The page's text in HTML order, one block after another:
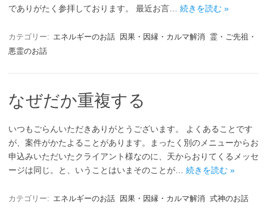
でありがたく参拝しております。 最近お言… 続きを読む »
カテゴリー: エネルギーのお話 因果・因縁・カルマ解消
霊・ご先祖・
悪霊のお話
なぜだか重複する
いつもごらんいただきありがとうございます。 よくあることです
が、案件がかたよることがあります。まったく別のメニューからお
申込みいただいたクライアント様なのに、天からおりてくるメッセ
ージは同じ。と、いうことはいまそのことが… 続きを読む »
カテゴリー: エネルギーのお話 因果・因縁・カルマ解消 式神のお話